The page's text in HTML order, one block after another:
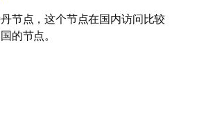
节点，这个节点在国内访问比较
的节点。